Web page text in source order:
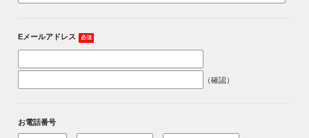
Eメールアドレス 必須
（確認）
お電話番号